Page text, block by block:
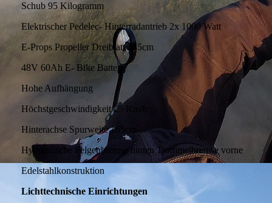
Schub 95 Kilogramm
Elektrischer Pedelec- Hinterradantrieb 2x 1000 Watt
E-Props Propeller Dreiblatt 145cm
48V 60Ah E- Bike Batterie
Hohe Aufhängung
Höchstgeschwindigkeit 25 Km/h
Hinterachse Spurweite 165cm
Hydraulische Felgenbremse hinten Trommelbremse vorne
Edelstahlkonstruktion
Lichttechnische Einrichtungen